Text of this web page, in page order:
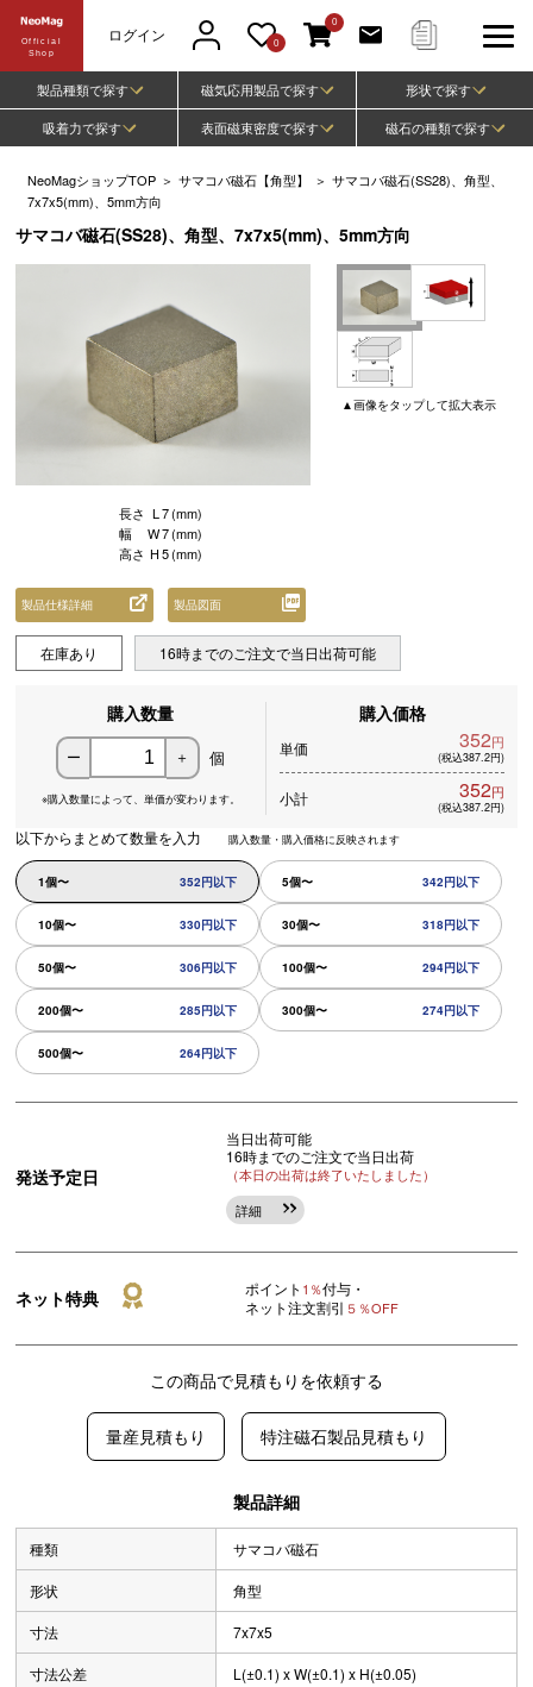
Official
Shop
ログイン 0
0
製品種類で探す 磁気応用製品で探す
形状で探す
吸着力で探す
表面磁束密度で探す 磁石の種類で探す
NeoMagショップTOP ＞ サマコバ磁石【角型】 ＞ サマコバ磁石(SS28)、角型、
7x7x5(mm)、5mm方向
サマコバ磁石(SS28)、角型、7x7x5(mm)、5mm方向
▲画像をタップして拡大表示
長さ L 7(mm)
幅
W7(mm)
高さ H5(mm)
製品仕様詳細 製品図面
在庫あり 16時までのご注文で当日出荷可能
購入数量
ー ＋ 個
※購入数量によって、 単価が変わります。
購入価格
単価 352円
(税込387.2円)
小計 352円
(税込387.2円)
以下からまとめて数量を入力 購入数量・購入価格に反映されます
1個〜 352円以下 5個〜 342円以下
10個〜 330円以下 30個〜 318円以下
50個〜 306円以下 100個〜 294円以下
200個〜 285円以下 300個〜 274円以下
500個〜 264円以下
発送予定日
当日出荷可能
16時までのご注文で当日出荷
（本日の出荷は終了いたしました）
詳細
ネット特典 ポイント 1％付与・
ネット注文割引 ５％OFF
この商品で見積もりを依頼する
量産見積もり 特注磁石製品見積もり
製品詳細
種類 サマコバ磁石
形状 角型
寸法 7x7x5
寸法公差 L(±0.1) x W(±0.1) x H(±0.05)